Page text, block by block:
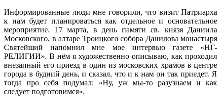
Информированные люди мне говорили, что визит Патриарха
к нам будет планироваться как отдельное и основательное
мероприятие. 17 марта, в день памяти св. князя Даниила
Московского, в алтаре Троицкого собора Данилова монастыря
Святейший напомнил мне мое интервью газете «НГ-
РЕЛИГИИ». В нём я художественно описываю, как проходил
внезапный его приезд в один из московских храмов в центре
города в будний день, и сказал, что и к нам он так приедет. Я
тогда про себя подумал: «Ну, уж мы-то разузнаем и как
следует подготовимся».